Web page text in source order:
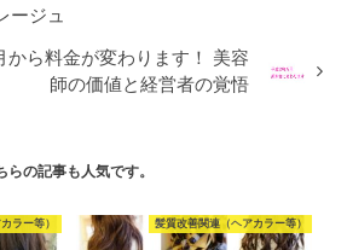
ージュ
から料金が変わります！ 美容
師の価値と経営者の覚悟
らの記事も人気です。
ラー等） 髪質改善関連（ヘアカラー等）